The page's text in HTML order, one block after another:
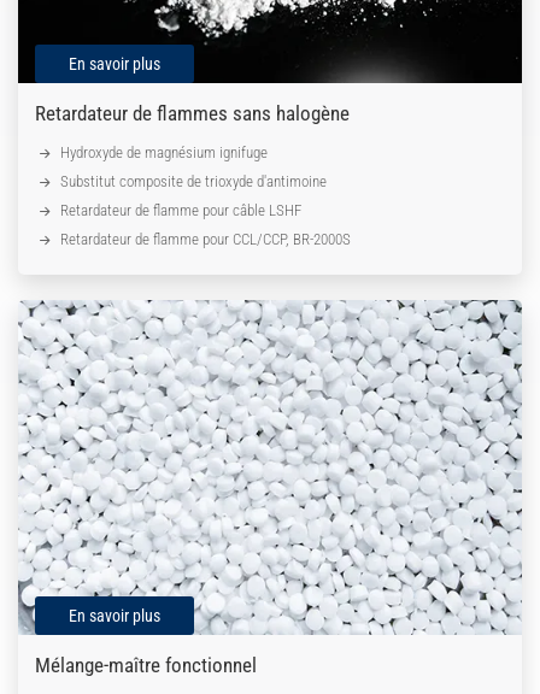
En savoir plus
Retardateur de flammes sans halogène
Hydroxyde de magnésium ignifuge
Substitut composite de trioxyde d'antimoine
Retardateur de flamme pour câble LSHF
Retardateur de flamme pour CCL/CCP, BR-2000S
En savoir plus
Mélange-maître fonctionnel